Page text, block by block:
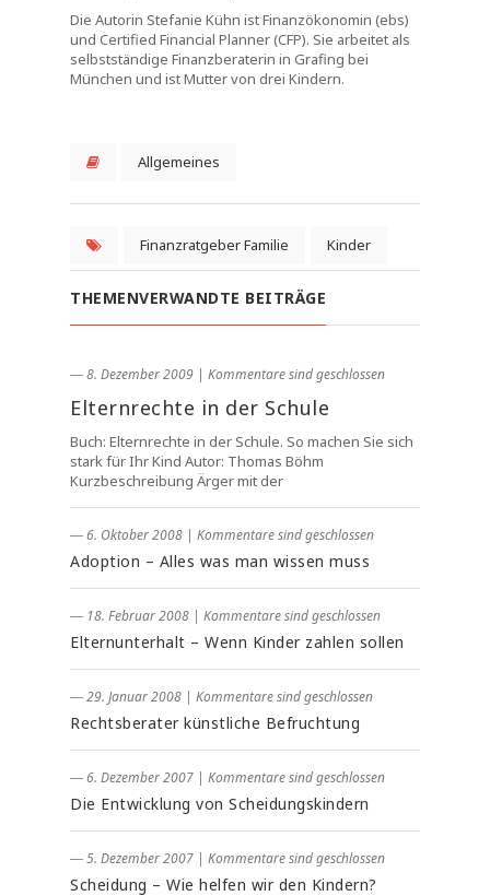
Die Autorin Stefanie Kühn ist Finanzökonomin (ebs)
und Certified Financial Planner (CFP). Sie arbeitet als
selbstständige Finanzberaterin in Grafing bei
München und ist Mutter von drei Kindern.
Allgemeines
Finanzratgeber Familie Kinder
THEMENVERWANDTE BEITRÄGE
― 8. Dezember 2009 | Kommentare sind geschlossen
Elternrechte in der Schule
Buch: Elternrechte in der Schule. So machen Sie sich
stark für Ihr Kind Autor: Thomas Böhm
Kurzbeschreibung Ärger mit der
― 6. Oktober 2008 | Kommentare sind geschlossen
Adoption – Alles was man wissen muss
― 18. Februar 2008 | Kommentare sind geschlossen
Elternunterhalt – Wenn Kinder zahlen sollen
― 29. Januar 2008 | Kommentare sind geschlossen
Rechtsberater künstliche Befruchtung
― 6. Dezember 2007 | Kommentare sind geschlossen
Die Entwicklung von Scheidungskindern
― 5. Dezember 2007 | Kommentare sind geschlossen
Scheidung – Wie helfen wir den Kindern?